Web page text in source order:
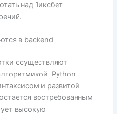
над 1иксбет
в backend
осуществляют
Python
и развитой
востребованным
высокую